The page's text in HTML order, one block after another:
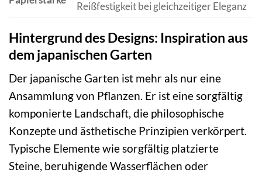
Reißfestigkeit bei gleichzeitiger Eleganz
Hintergrund des Designs: Inspiration aus
dem japanischen Garten
Der japanische Garten ist mehr als nur eine
Ansammlung von Pflanzen. Er ist eine sorgfältig
komponierte Landschaft, die philosophische
Konzepte und ästhetische Prinzipien verkörpert.
Typische Elemente wie sorgfältig platzierte
Steine, beruhigende Wasserflächen oder